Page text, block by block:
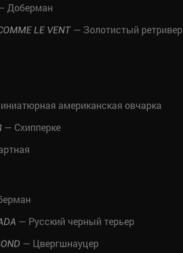
Доберман
LE VENT— Золотистый ретривер
американская овчарка
— Схипперке
— Русский черный терьер
— Цвергшнауцер